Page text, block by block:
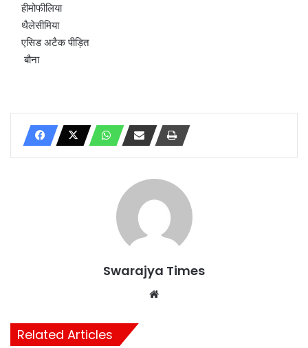
हीमोफीलिया
थैलेसीमिया
एसिड अटैक पीड़ित
बौना
Swarajya Times
Related Articles